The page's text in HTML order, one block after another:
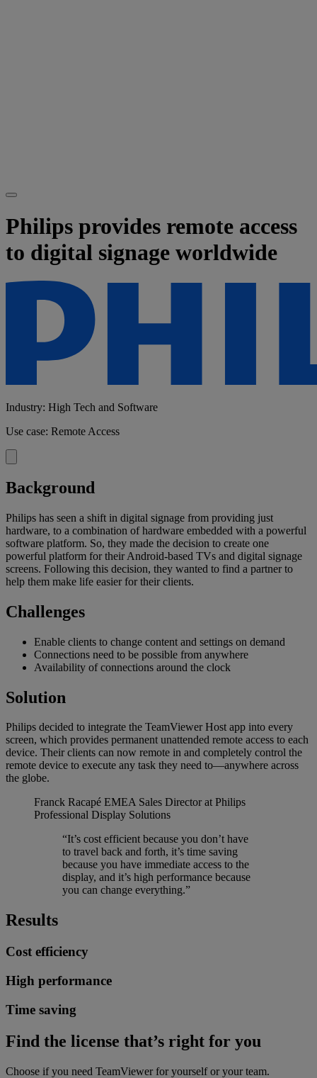
Philips provides remote access
to digital signage worldwide
Industry: High Tech and Software
Use case: Remote Access
Background
Philips has seen a shift in digital signage from providing just
hardware, to a combination of hardware embedded with a powerful
software platform. So, they made the decision to create one
powerful platform for their Android-based TVs and digital signage
screens. Following this decision, they wanted to find a partner to
help them make life easier for their clients.
Challenges
Enable clients to change content and settings on demand
Connections need to be possible from anywhere
Availability of connections around the clock
Solution
Philips decided to integrate the TeamViewer Host app into every
screen, which provides permanent unattended remote access to each
device. Their clients can now remote in and completely control the
remote device to execute any task they need to—anywhere across
the globe.
Franck Racapé EMEA Sales Director at Philips
Professional Display Solutions
“It’s cost efficient because you don’t have
to travel back and forth, it’s time saving
because you have immediate access to the
display, and it’s high performance because
you can change everything.”
Results
Cost efficiency
High performance
Time saving
Find the license that’s right for you
Choose if you need TeamViewer for yourself or your team.